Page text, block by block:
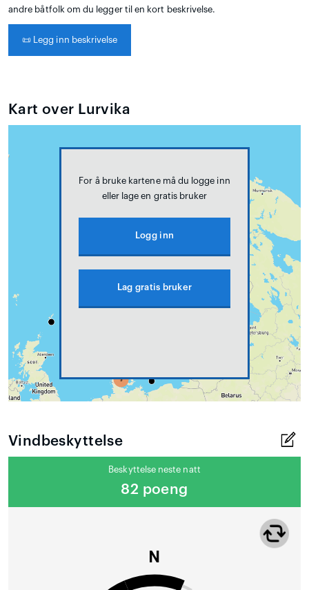
andre båtfolk om du legger til en kort beskrivelse.
📜 Legg inn beskrivelse
Kart over Lurvika
For å bruke kartene må du logge inn
eller lage en gratis bruker
Logg inn
Lag gratis bruker
Vindbeskyttelse
Beskyttelse neste natt
82 poeng
N